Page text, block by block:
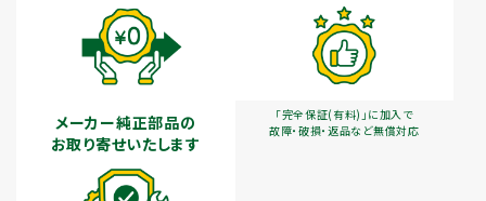
「完全保証(有料)」に加入で
故障・破損・返品など無償対応
メーカー純正部品の
お取り寄せいたします